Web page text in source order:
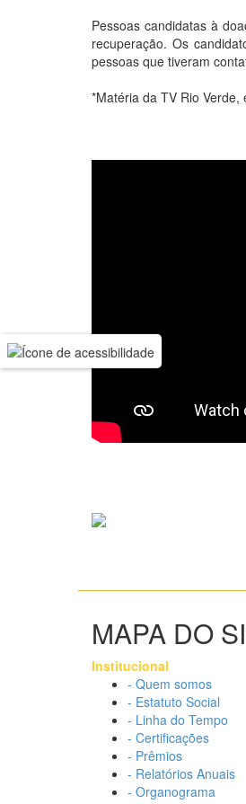
Pessoas candidatas à
recuperação. Os
pessoas que tiveram
*Matéria da TV Rio
MAPA DO
Institucional
- Quem somos
- Estatuto Social
- Linha do Tempo
- Certificações
- Prêmios
- Relatórios Anuais
- Organograma